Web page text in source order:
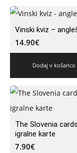
Vinski kviz –
14.90€
Dodaj v košarico
The Slovenia
igralne karte
7.90€